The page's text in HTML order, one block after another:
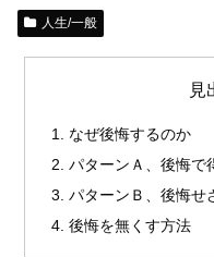
人生/一般
見
なぜ後悔するのか
パターンＡ、後悔で
パターンＢ、後悔せ
後悔を無くす方法